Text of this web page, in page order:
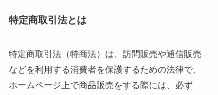
特定商取引法とは
特定商取引法（特商法）は、訪問販売や通信販売
などを利用する消費者を保護するための法律で、
ホームページ上で商品販売をする際には、必ず